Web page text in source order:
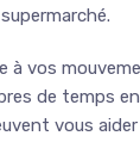
à vos
de temps
vous